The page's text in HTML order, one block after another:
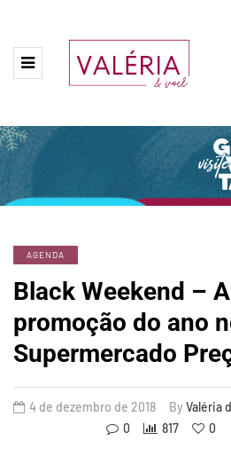
AGENDA
Black Weekend –
promoção do ano
Supermercado
4 de dezembro de 2018 By Valéria
0
817 0